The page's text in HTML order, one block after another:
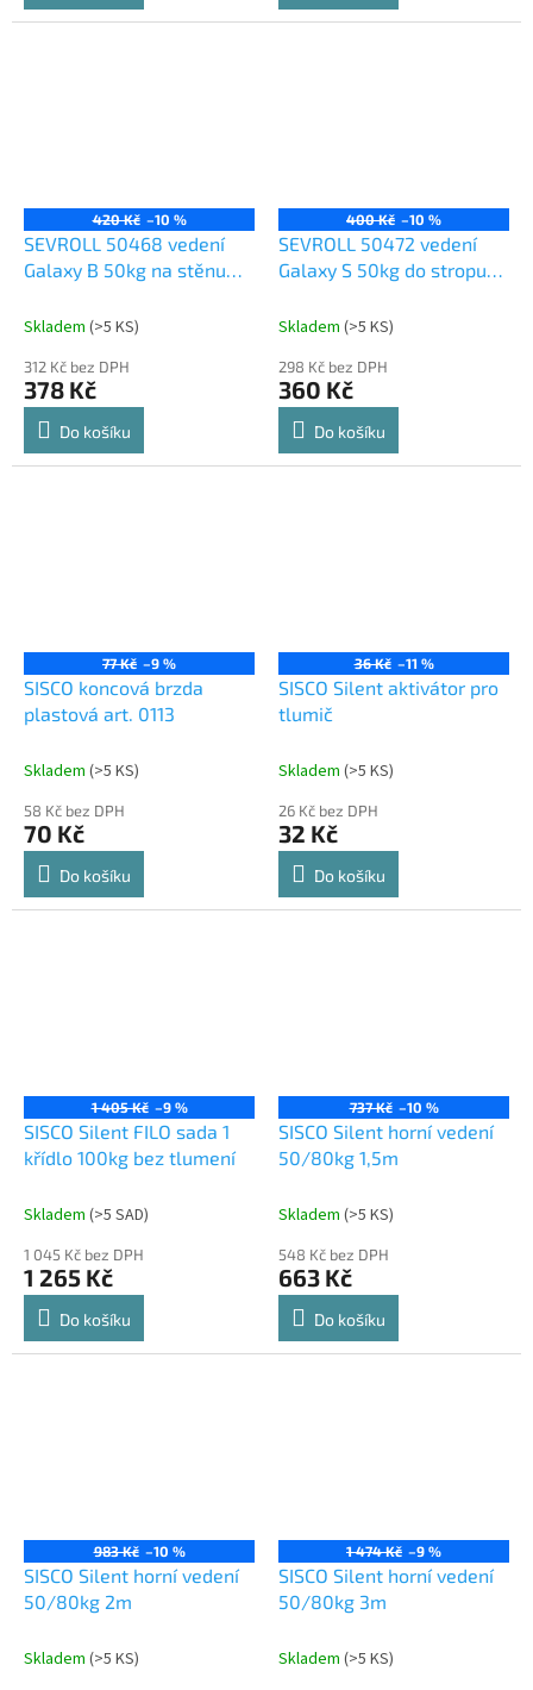
420 Kč –10 %
SEVROLL 50468 vedení
Galaxy B 50kg na stěnu
Skladem (>5 KS)
312 Kč bez DPH
378 Kč
Do košíku
400 Kč –10 %
SEVROLL 50472 vedení
Galaxy S 50kg do stropu
Skladem (>5 KS)
298 Kč bez DPH
360 Kč
Do košíku
77 Kč –9 %
SISCO koncová brzda
plastová art. 0113
Skladem (>5 KS)
58 Kč bez DPH
70 Kč
Do košíku
36 Kč –11 %
SISCO Silent aktivátor pro
tlumič
Skladem (>5 KS)
26 Kč bez DPH
32 Kč
Do košíku
1 405 Kč –9 %
SISCO Silent FILO sada 1
křídlo 100kg bez tlumení
Skladem (>5 SAD)
1 045 Kč bez DPH
1 265 Kč
Do košíku
737 Kč –10 %
SISCO Silent horní vedení
50/80kg 1,5m
Skladem (>5 KS)
548 Kč bez DPH
663 Kč
Do košíku
983 Kč –10 %
SISCO Silent horní vedení
50/80kg 2m
Skladem (>5 KS)
1 474 Kč –9 %
SISCO Silent horní vedení
50/80kg 3m
Skladem (>5 KS)